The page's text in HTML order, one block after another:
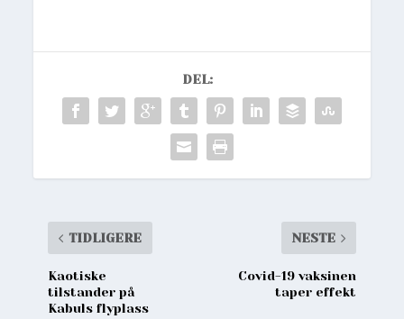
DEL:
TIDLIGERE
Kaotiske
tilstander på
Kabuls flyplass
NESTE
Covid-19 vaksinen
taper effekt